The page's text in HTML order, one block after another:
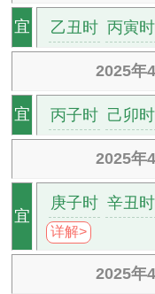
宜 乙丑时 丙寅时
2025年
宜 丙子时 己卯时
2025年
宜
庚子时 辛丑时
详解>
2025年